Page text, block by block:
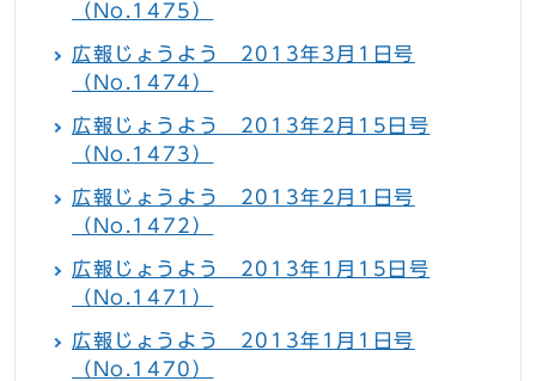
（No.1475）
広報じょうよう 2013年3月1日号
（No.1474）
広報じょうよう 2013年2月15日号
（No.1473）
広報じょうよう 2013年2月1日号
（No.1472）
広報じょうよう 2013年1月15日号
（No.1471）
広報じょうよう 2013年1月1日号
（No.1470）